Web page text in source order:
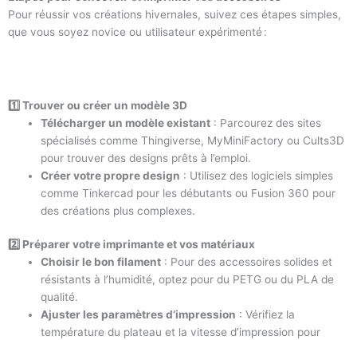
Pour réussir vos créations hivernales, suivez ces étapes simples,
que vous soyez novice ou utilisateur expérimenté :
1️⃣ Trouver ou créer un modèle 3D
Télécharger un modèle existant : Parcourez des sites
spécialisés comme Thingiverse, MyMiniFactory ou Cults3D
pour trouver des designs prêts à l’emploi.
Créer votre propre design : Utilisez des logiciels simples
comme Tinkercad pour les débutants ou Fusion 360 pour
des créations plus complexes.
2️⃣ Préparer votre imprimante et vos matériaux
Choisir le bon filament : Pour des accessoires solides et
résistants à l’humidité, optez pour du PETG ou du PLA de
qualité.
Ajuster les paramètres d’impression : Vérifiez la
température du plateau et la vitesse d’impression pour